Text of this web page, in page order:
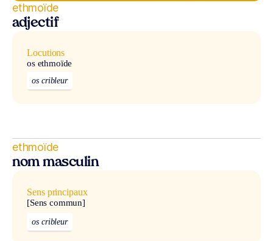
ethmoïde
adjectif
Locutions
os ethmoïde
os cribleur
ethmoïde
nom masculin
Sens principaux
[Sens commun]
os cribleur